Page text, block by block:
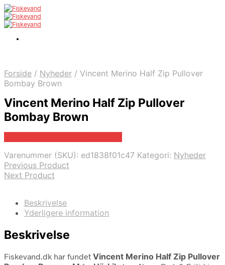
Forside / Nyheder / Vincent Merino Half Zip Pullover
Bombay Brown
Vincent Merino Half Zip Pullover
Bombay Brown
Varenummer (SKU): ed1838f01c47 Kategori: Nyheder
Previous Product
Next Product
Beskrivelse
Yderligere information
Beskrivelse
Fiskevand.dk har fundet Vincent Merino Half Zip Pullover